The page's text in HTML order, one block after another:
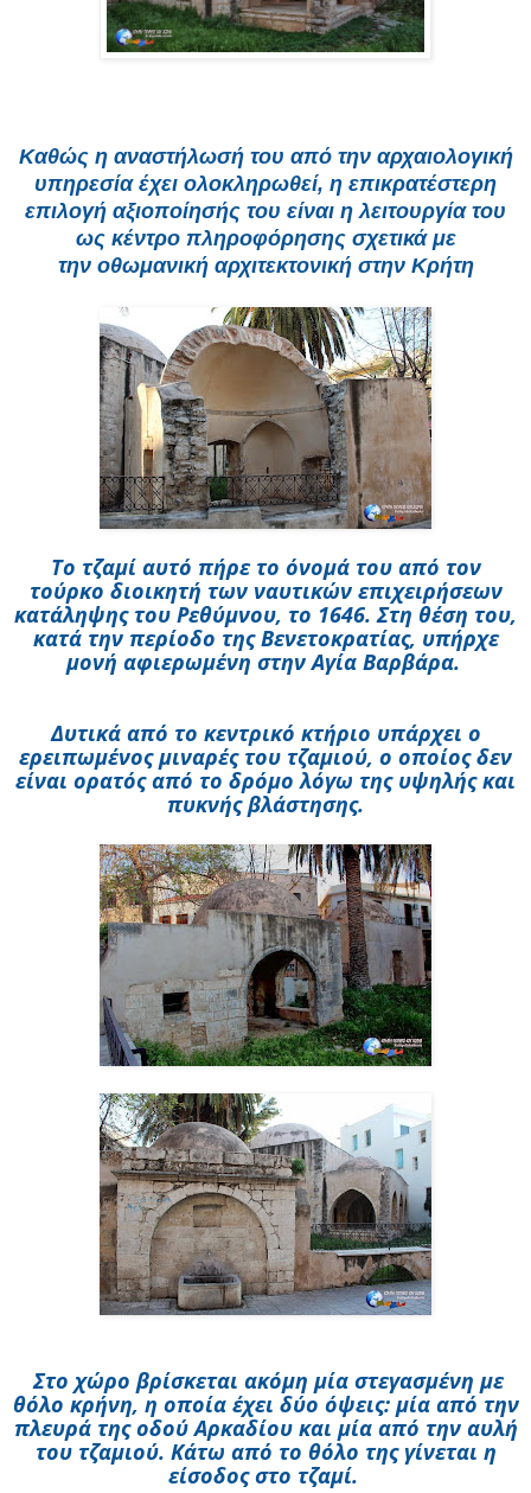
Καθώς η αναστήλωσή του από την αρχαιολογική
υπηρεσία έχει ολοκληρωθεί, η επικρατέστερη
επιλογή αξιοποίησής του είναι η λειτουργία του
ως κέντρο πληροφόρησης σχετικά με
την οθωμανική αρχιτεκτονικήστην Κρήτη
Το τζαμί αυτό πήρε το όνομά του από τον
τούρκο διοικητή των ναυτικών επιχειρήσεων
κατάληψης του Ρεθύμνου, το 1646. Στη θέση του,
κατά την περίοδο της Βενετοκρατίας, υπήρχε
μονή αφιερωμένη στην Αγία Βαρβάρα.
Δυτικά από το κεντρικό κτήριο υπάρχει ο
ερειπωμένος μιναρές του τζαμιού, ο οποίος δεν
είναι ορατός από το δρόμο λόγω της υψηλής και
πυκνής βλάστησης.
Στο χώρο βρίσκεται ακόμη μία στεγασμένη με
θόλο κρήνη, η οποία έχει δύο όψεις: μία από την
πλευρά της οδού Αρκαδίου και μία από την αυλή
του τζαμιού. Κάτω από το θόλο της γίνεται η
είσοδος στο τζαμί.